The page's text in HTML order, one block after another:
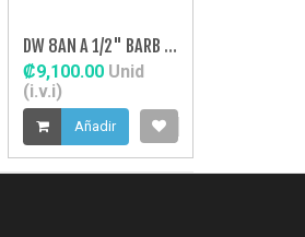
DW 8AN A 1/2" BARB FITTING
₡9,100.00 Unid
(i.v.i)
Añadir